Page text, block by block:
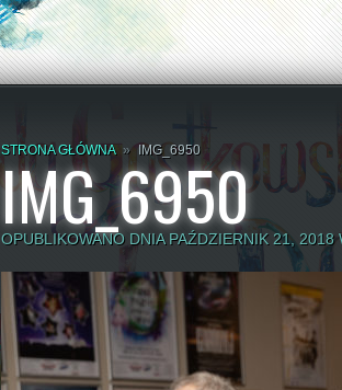
STRONA GŁÓWNA » IMG_6950
IMG_6950
OPUBLIKOWANO DNIA PAŹDZIERNIK 21, 2018